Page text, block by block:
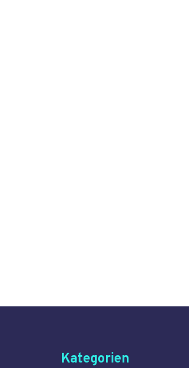
Kategorien